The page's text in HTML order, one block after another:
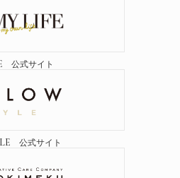
公式サイト
公式サイト